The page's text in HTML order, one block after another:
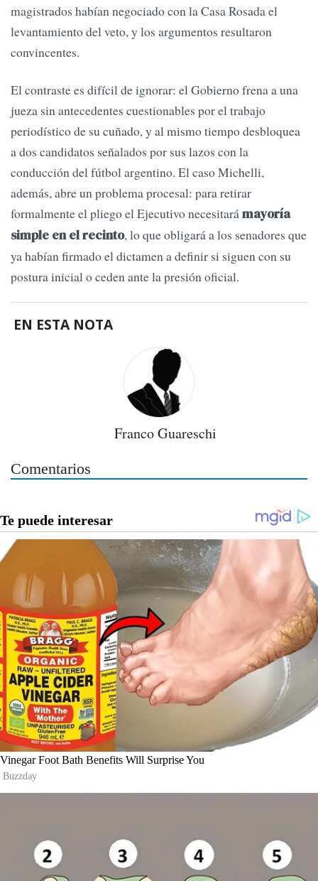
magistrados habían negociado con la Casa Rosada el
levantamiento del veto, y los argumentos resultaron
convincentes.
El contraste es difícil de ignorar: el Gobierno frena a una
jueza sin antecedentes cuestionables por el trabajo
periodístico de su cuñado, y al mismo tiempo desbloquea
a dos candidatos señalados por sus lazos con la
conducción del fútbol argentino. El caso Michelli,
además, abre un problema procesal: para retirar
formalmente el pliego el Ejecutivo necesitarámayoría
simple en el recinto, lo que obligará a los senadores que
ya habían firmado el dictamen a definir si siguen con su
postura inicial o ceden ante la presión oficial.
EN ESTA NOTA
Franco Guareschi
Comentarios